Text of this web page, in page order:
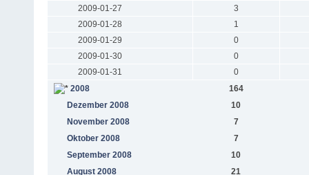
2009-01-27
3
2009-01-28
1
2009-01-29
0
2009-01-30
0
2009-01-31
0
2008
164
Dezember 2008
10
November 2008
7
Oktober 2008
7
September 2008
10
August 2008
21